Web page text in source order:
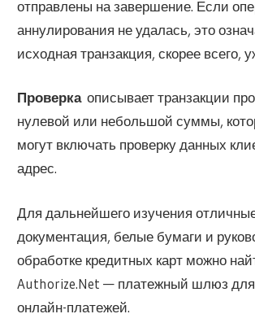
отправлены на завершение. Если
аннулирования не удалась, это
исходная транзакция, скорее всего,
Проверкаописывает транзакции
нулевой или небольшой суммы,
могут включать проверку данных
адрес.
Для дальнейшего изучения
документация, белые бумаги и
обработке кредитных карт можно
Authorize.Net — платежный шлюз
онлайн-платежей.